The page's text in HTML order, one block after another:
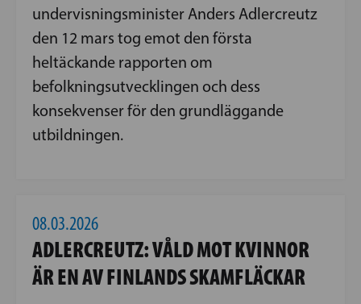
undervisningsminister Anders Adlercreutz
den 12 mars tog emot den första
heltäckande rapporten om
befolkningsutvecklingen och dess
konsekvenser för den grundläggande
utbildningen.
08.03.2026
ADLERCREUTZ: VÅLD MOT KVINNOR
ÄR EN AV FINLANDS SKAMFLÄCKAR